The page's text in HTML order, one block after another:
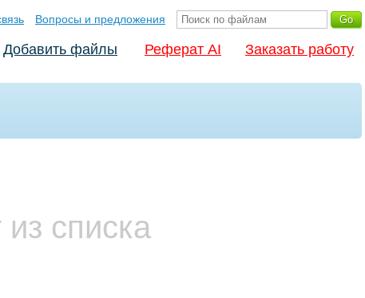
Вопросы и предложения
Добавить файлы Реферат AI Заказать работу
списка